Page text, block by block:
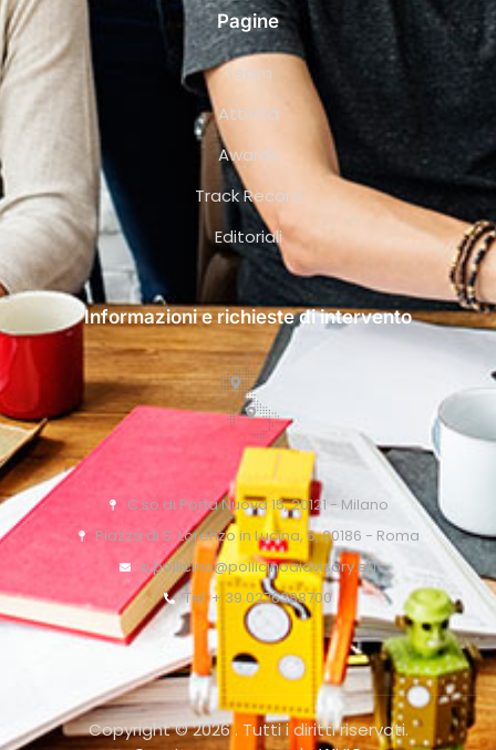
Pagine
Team
Attività
Awards
Track Record
Editoriali
Informazioni e richieste di intervento
C.so di Porta Nuova 15, 20121 - Milano
Piazza di S. Lorenzo in Lucina, 6, 00186 - Roma
o.pollicino@pollicinoaidvisory.eu
Tel: + 39 0276388700
Copyright © 2026 . Tutti i diritti riservati.